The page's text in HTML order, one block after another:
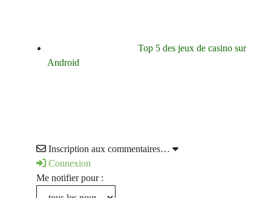
Top 5 des jeux de casino sur
Android
Inscription aux commentaires…
Connexion
Me notifier pour :